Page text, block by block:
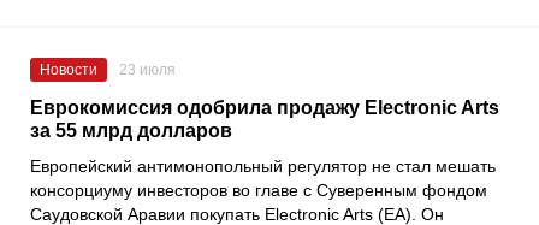
Новости 23 июля
Еврокомиссия одобрила продажу Electronic Arts
за 55 млрд долларов
Европейский антимонопольный регулятор не стал мешать
консорциуму инвесторов во главе с Суверенным фондом
Саудовской Аравии покупать Electronic Arts (EA). Он